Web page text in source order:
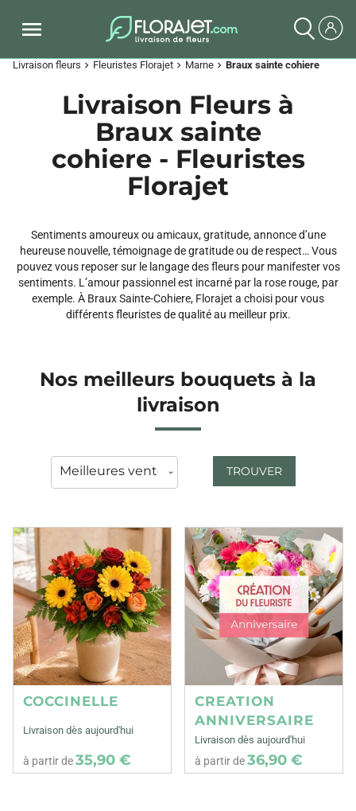
Livraison fleurs chevron_right Fleuristes Florajet chevron_right Marne chevron_right Braux sainte cohiere
Livraison Fleurs à
Braux sainte
cohiere - Fleuristes
Florajet
Sentiments amoureux ou amicaux, gratitude, annonce d’une
heureuse nouvelle, témoignage de gratitude ou de respect… Vous
pouvez vous reposer sur le langage des fleurs pour manifester vos
sentiments. L’amour passionnel est incarné par la rose rouge, par
exemple. À Braux Sainte-Cohiere, Florajet a choisi pour vous
différents fleuristes de qualité au meilleur prix.
Nos meilleurs bouquets à la
livraison
TROUVER
COCCINELLE
Livraison dès aujourd'hui
à partir de35,90 €
CREATION
ANNIVERSAIRE
Livraison dès aujourd'hui
à partir de36,90 €